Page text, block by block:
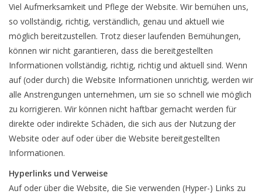
breezeblock
Assortiment
Viel Aufmerksamkeit und Pflege der Website. Wir bemühen uns,
so vollständig, richtig, verständlich, genau und aktuell wie
möglich bereitzustellen. Trotz dieser laufenden Bemühungen,
können wir nicht garantieren, dass die bereitgestellten
Informationen vollständig, richtig, richtig und aktuell sind. Wenn
auf (oder durch) die Website Informationen unrichtig, werden wir
alle Anstrengungen unternehmen, um sie so schnell wie möglich
zu korrigieren. Wir können nicht haftbar gemacht werden für
direkte oder indirekte Schäden, die sich aus der Nutzung der
Website oder auf oder über die Website bereitgestellten
Informationen.
Hyperlinks und Verweise
Auf oder über die Website, die Sie verwenden (Hyper-) Links zu